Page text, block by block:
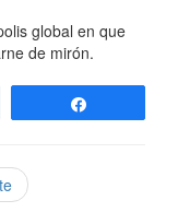
global en que
de mirón.